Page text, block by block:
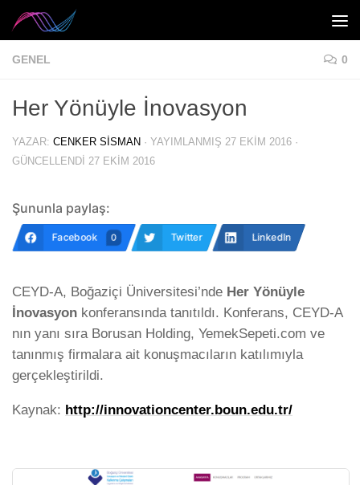
Skip to content
GENEL 0
Her Yönüyle İnovasyon
YAZAR: CENKER SISMAN · YAYIMLANMIŞ 27 EKIM 2016 ·
GÜNCELLENDI 27 EKIM 2016
Şununla paylaş:
Facebook 0 Twitter LinkedIn
CEYD-A, Boğaziçi Üniversitesi’nde Her Yönüyle
İnovasyon konferansında tanıtıldı. Konferans, CEYD-A
nın yanı sıra Borusan Holding, YemekSepeti.com ve
tanınmış firmalara ait konuşmacıların katılımıyla
gerçekleştirildi.
Kaynak: http://innovationcenter.boun.edu.tr/